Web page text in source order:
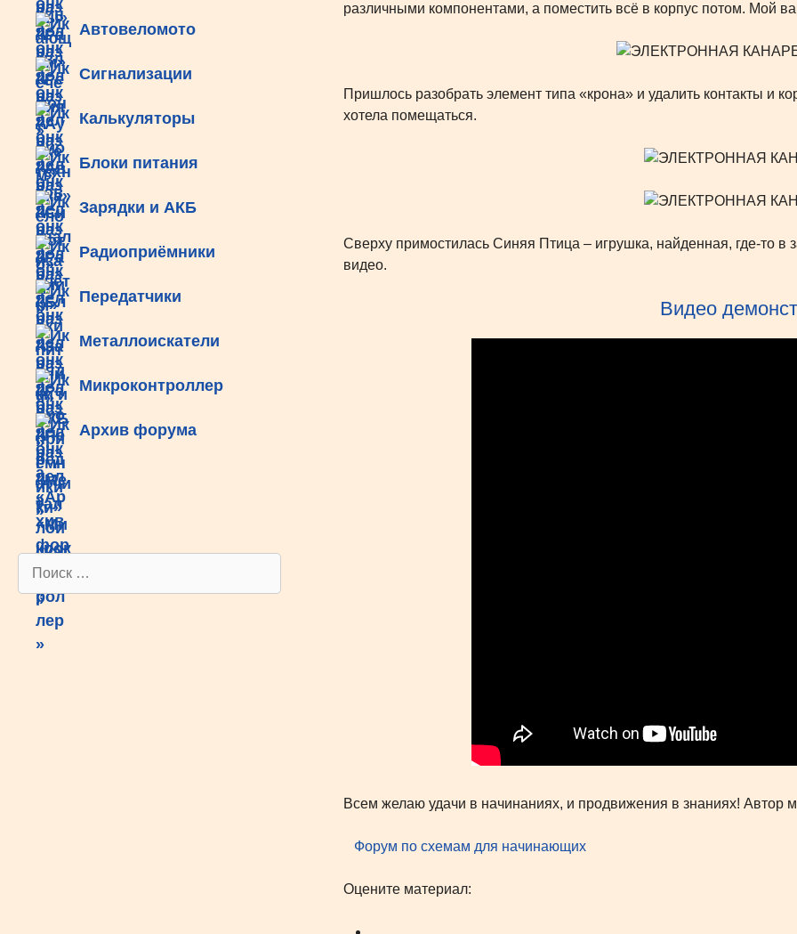
различными компонентами, а поместить всё в корпус потом. Мой
Пришлось разобрать элемент типа «крона» и удалить контакты и
хотела помещаться.
Сверху примостилась Синяя Птица – игрушка, найденная, где-то в
видео.
Видео
Всем желаю удачи в начинаниях, и продвижения в знаниях! Автор
Форум по схемам для начинающих
Оцените материал:
Автовеломото
Сигнализации
Калькуляторы
Блоки питания
Зарядки и АКБ
Радиоприёмники
Передатчики
Металлоискатели
Микроконтроллер
Архив форума